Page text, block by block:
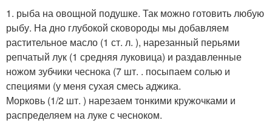
1. рыба на овощной подушке. Так можно готовить любую
рыбу. На дно глубокой сковороды мы добавляем
растительное масло (1 ст. л. ), нарезанный перьями
репчатый лук (1 средняя луковица) и раздавленные
ножом зубчики чеснока (7 шт. . посыпаем солью и
специями (у меня сухая смесь аджика.
Морковь (1/2 шт. ) нарезаем тонкими кружочками и
распределяем на луке с чесноком.